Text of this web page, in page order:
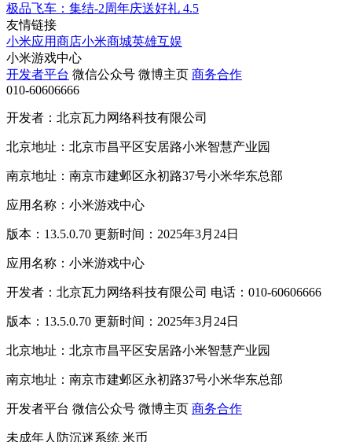
极品飞车：集结-2周年庆送好礼 4.5
友情链接
小米应用商店小米商城英雄互娱
小米游戏中心
开发者平台 微信公众号 微博主页 商务合作
010-60606666
开发者：北京瓦力网络科技有限公司
北京地址：北京市昌平区安居路小米智慧产业园
南京地址：南京市建邺区永初路37号小米华东总部
应用名称：小米游戏中心
版本：13.5.0.70 更新时间：2025年3月24日
应用名称：小米游戏中心
开发者：北京瓦力网络科技有限公司 电话：010-60606666
版本：13.5.0.70 更新时间：2025年3月24日
北京地址：北京市昌平区安居路小米智慧产业园
南京地址：南京市建邺区永初路37号小米华东总部
开发者平台 微信公众号 微博主页 商务合作
未成年人防沉迷系统 米币